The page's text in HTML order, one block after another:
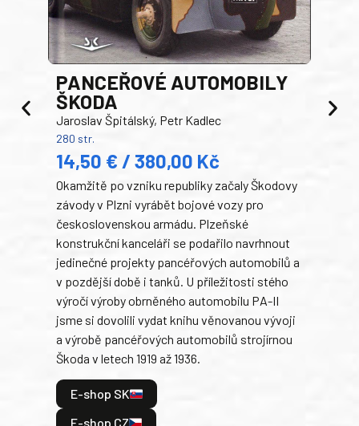
PANCEŘOVÉ AUTOMOBILY
ŠKODA
Jaroslav Špitálský, Petr Kadlec
280 str.
14,50 € / 380,00 Kč
Okamžitě po vzniku republiky začaly Škodovy
závody v Plzni vyrábět bojové vozy pro
československou armádu. Plzeňské
konstrukční kanceláři se podařilo navrhnout
jedinečné projekty pancéřových automobilů a
v pozdější době i tanků. U příležitosti stého
výročí výroby obrněného automobilu PA-II
jsme si dovolili vydat knihu věnovanou vývoji
a výrobě pancéřových automobilů strojírnou
Škoda v letech 1919 až 1936.
E-shop SK
E-shop CZ